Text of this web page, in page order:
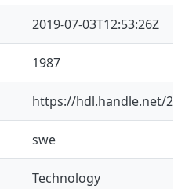
2019-07-03T12:53:26Z
1987
https://hdl.handle.net/
swe
Technology